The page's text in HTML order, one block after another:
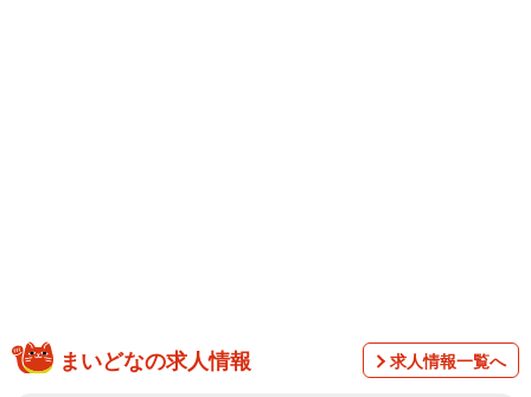
まいどなの求人情報 求人情報一覧へ